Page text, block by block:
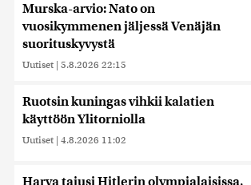
Murska-arvio: Nato on
vuosikymmenen jäljessä Venäjän
suorituskyvystä
Uutiset | 5.8.2026 22:15
Ruotsin kuningas vihkii kalatien
käyttöön Ylitorniolla
Uutiset | 4.8.2026 11:02